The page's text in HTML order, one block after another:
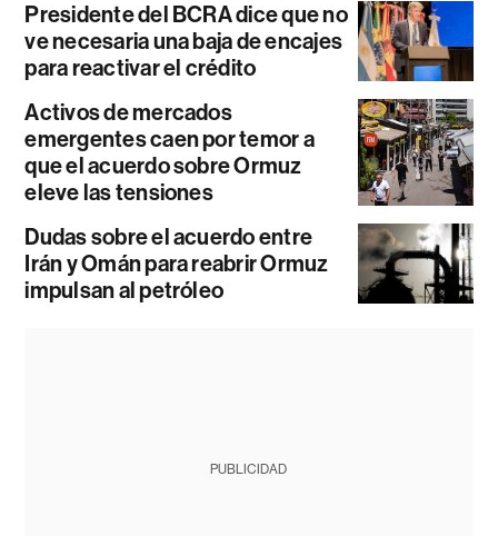
Presidente del BCRA dice que no
ve necesaria una baja de encajes
para reactivar el crédito
Activos de mercados
emergentes caen por temor a
que el acuerdo sobre Ormuz
eleve las tensiones
Dudas sobre el acuerdo entre
Irán y Omán para reabrir Ormuz
impulsan al petróleo
PUBLICIDAD